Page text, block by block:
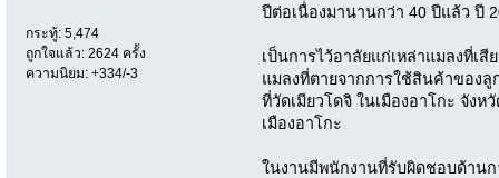
กระทู้: 5,474
ถูกใจแล้ว: 2624 ครั้ง
ความนิยม: +334/-3
ปีต่อเนื่องมานานกว่า 40 ปีแล้ว ปี
เป็นการไว้อาลัยแก่เหล่าแมลงที่
แมลงที่ตายจากการใช้สินค้าของ
ที่วัดเมียวโดจิ ในเมืองอาโกะ จังห
เมืองอาโกะ
ในงานมีพนักงานที่รับผิดชอบด้า